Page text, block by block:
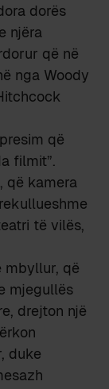
dorës
njëra
që në
nga Woody
që
filmit”.
që kamera
të vilës,
mbyllur, që
mjegullës
drejton një
duke